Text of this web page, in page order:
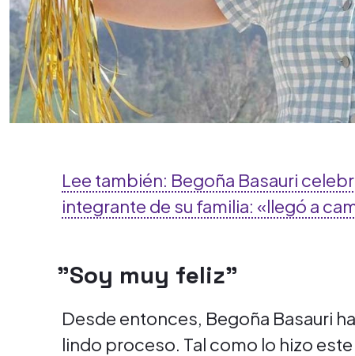
Lee también: Begoña Basauri
integrante de su familia: «llegó a
"Soy muy feliz"
Desde entonces, Begoña Basauri
lindo proceso. Tal como lo hizo